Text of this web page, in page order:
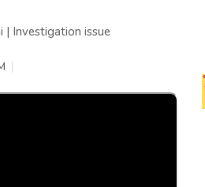
Investigation issue